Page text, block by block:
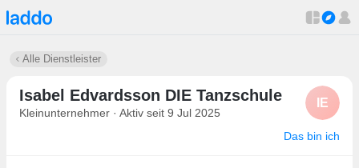
Alle Dienstleister
Isabel Edvardsson DIE Tanzschule
Kleinunternehmer · Aktiv seit 9 Jul 2025
IE
Das bin ich